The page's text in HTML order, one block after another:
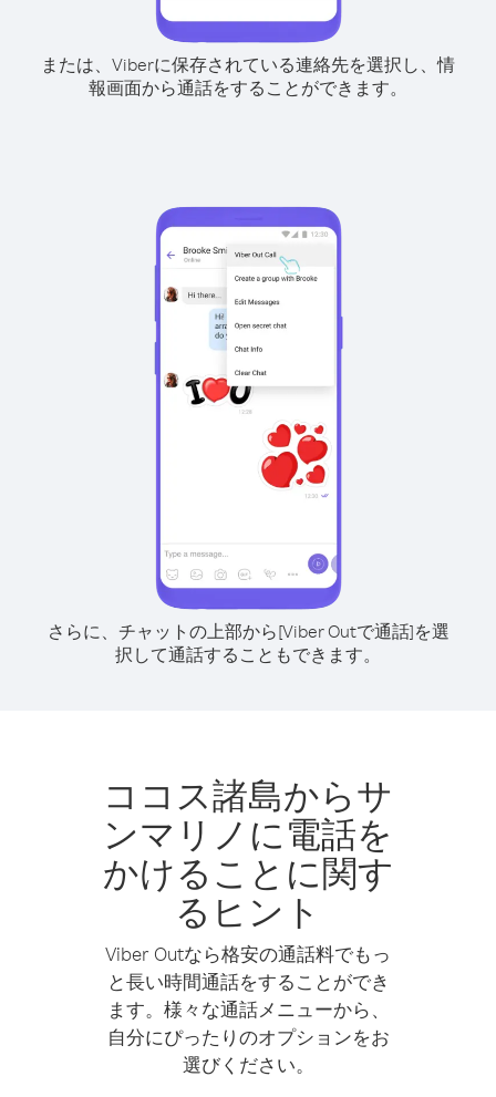
または、Viberに保存されている連絡先を選択し、情
報画面から通話をすることができます。
さらに、チャットの上部から[Viber Outで通話]を選
択して通話することもできます。
ココス諸島からサ
ンマリノに電話を
かけることに関す
るヒント
Viber Outなら格安の通話料でもっ
と長い時間通話をすることができ
ます。様々な通話メニューから、
自分にぴったりのオプションをお
選びください。